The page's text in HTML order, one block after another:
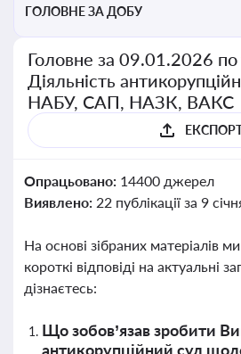
ГОЛОВНЕ ЗА ДОБУ
Головне за 09.01.2026 по
Діяльність
НАБУ, САП, НАЗК, ВАКС
Опрацьовано: 14400 джерел
Виявлено: 22 публікації за 9
На основі зібраних матеріалів
короткі відповіді на актуальні
дізнаєтесь:
Що зобов’язав зробити
антикорупційний суд